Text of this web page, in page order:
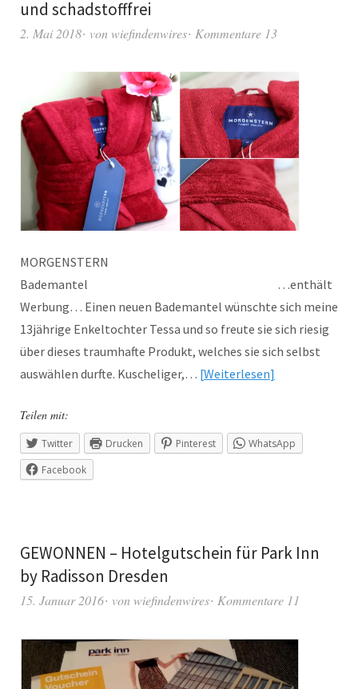
und schadstofffrei
2. Mai 2018 von wiefindenwires Kommentare 13
MORGENSTERN
Bademantel …enthält
Werbung… Einen neuen Bademantel wünschte sich meine
13jährige Enkeltochter Tessa und so freute sie sich riesig
über dieses traumhafte Produkt, welches sie sich selbst
auswählen durfte. Kuscheliger,… Weiterlesen
Teilen mit:
Twitter Drucken Pinterest
WhatsApp
Facebook
GEWONNEN – Hotelgutschein für Park Inn
by Radisson Dresden
15. Januar 2016 von wiefindenwires Kommentare 11